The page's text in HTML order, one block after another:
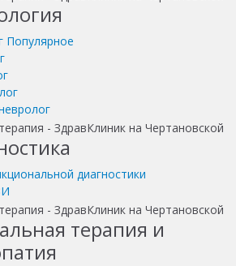
Популярное
диагностики
терапия и